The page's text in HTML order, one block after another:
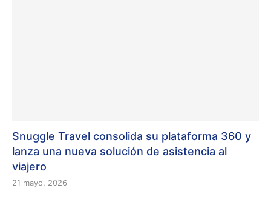
Snuggle Travel consolida su plataforma 360 y
lanza una nueva solución de asistencia al
viajero
21 mayo, 2026